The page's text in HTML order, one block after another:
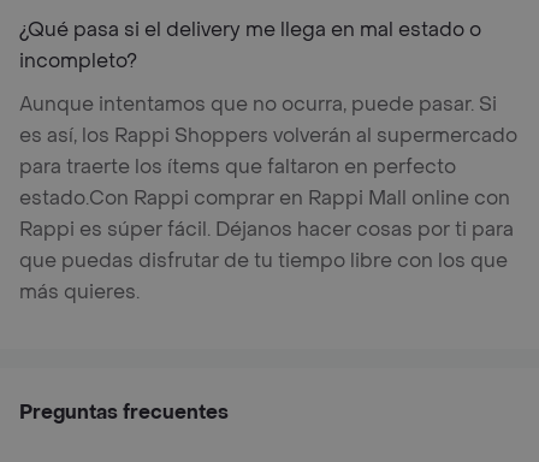
¿Qué pasa si el delivery me llega en mal estado o
incompleto?
Aunque intentamos que no ocurra, puede pasar. Si
es así, los Rappi Shoppers volverán al supermercado
para traerte los ítems que faltaron en perfecto
estado.Con Rappi comprar en Rappi Mall online con
Rappi es súper fácil. Déjanos hacer cosas por ti para
que puedas disfrutar de tu tiempo libre con los que
más quieres.
Preguntas frecuentes